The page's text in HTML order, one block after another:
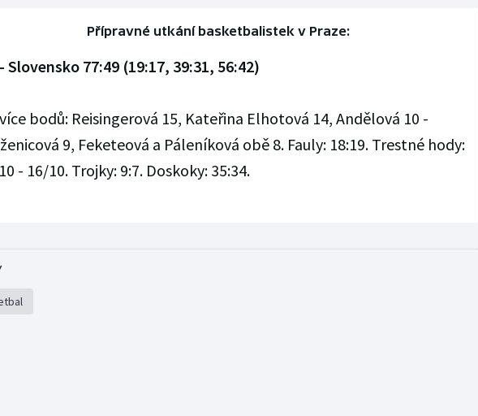
Přípravné utkání basketbalistek v Praze:
Slovensko 77:49 (19:17, 39:31, 56:42)
bodů: Reisingerová 15, Kateřina Elhotová 14, Andělová 10 -
9, Feketeová a Páleníková obě 8. Fauly: 18:19. Trestné hody:
- 16/10. Trojky: 9:7. Doskoky: 35:34.